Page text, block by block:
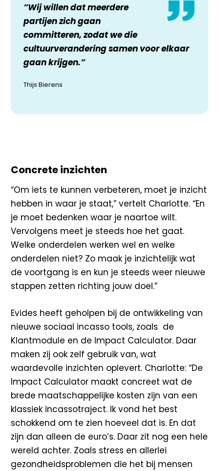
”Wij willen dat meerdere
partijen zich gaan
committeren, zodat we die
cultuurverandering samen voor elkaar
gaan krijgen.”
Thijs Bierens
Concrete inzichten
“Om iets te kunnen verbeteren, moet je inzicht
hebben in waar je staat,” vertelt Charlotte. “En
je moet bedenken waar je naartoe wilt.
Vervolgens meet je steeds hoe het gaat.
Welke onderdelen werken wel en welke
onderdelen niet? Zo maak je inzichtelijk wat
de voortgang is en kun je steeds weer nieuwe
stappen zetten richting jouw doel.”
Evides heeft geholpen bij de ontwikkeling van
nieuwe sociaal incasso tools, zoals de
Klantmodule en de Impact Calculator. Daar
maken zij ook zelf gebruik van, wat
waardevolle inzichten oplevert. Charlotte: “De
Impact Calculator maakt concreet wat de
brede maatschappelijke kosten zijn van een
klassiek incassotraject. Ik vond het best
schokkend om te zien hoeveel dat is. En dat
zijn dan alleen de euro’s. Daar zit nog een hele
wereld achter. Zoals stress en allerlei
gezondheidsproblemen die het bij mensen